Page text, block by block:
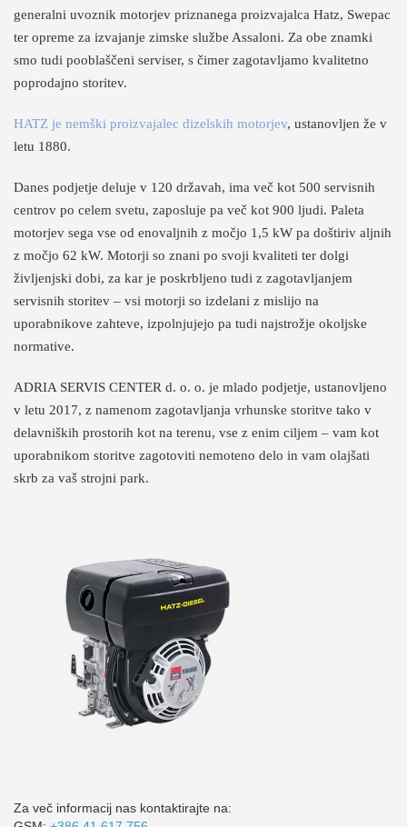
generalni uvoznik motorjev priznanega proizvajalca Hatz, Swepac
ter opreme za izvajanje zimske službe Assaloni. Za obe znamki
smo tudi pooblaščeni serviser, s čimer zagotavljamo kvalitetno
poprodajno storitev.
HATZ je nemški proizvajalec dizelskih motorjev, ustanovljen že v
letu 1880.
Danes podjetje deluje v 120 državah, ima več kot 500 servisnih
centrov po celem svetu, zaposluje pa več kot 900 ljudi. Paleta
motorjev sega vse od enovaljnih z močjo 1,5 kW pa doštiriv aljnih
z močjo 62 kW. Motorji so znani po svoji kvaliteti ter dolgi
življenjski dobi, za kar je poskrbljeno tudi z zagotavljanjem
servisnih storitev – vsi motorji so izdelani z mislijo na
uporabnikove zahteve, izpolnjujejo pa tudi najstrožje okoljske
normative.
ADRIA SERVIS CENTER d. o. o. je mlado podjetje, ustanovljeno
v letu 2017, z namenom zagotavljanja vrhunske storitve tako v
delavniških prostorih kot na terenu, vse z enim ciljem – vam kot
uporabnikom storitve zagotoviti nemoteno delo in vam olajšati
skrb za vaš strojni park.
Za več informacij nas kontaktirajte na: